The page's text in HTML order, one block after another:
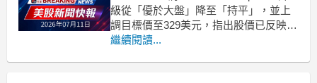
級從「優於大盤」降至「持平」，並上
調目標價至329美元，指出股價已反映基
本面後的有限上漲空間。 .badgeprice-
display: flex !important;
繼續閱讀...